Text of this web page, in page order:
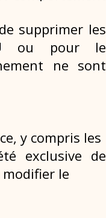
supprimer les
ou pour le
ne sont
y compris les
exclusive de
le